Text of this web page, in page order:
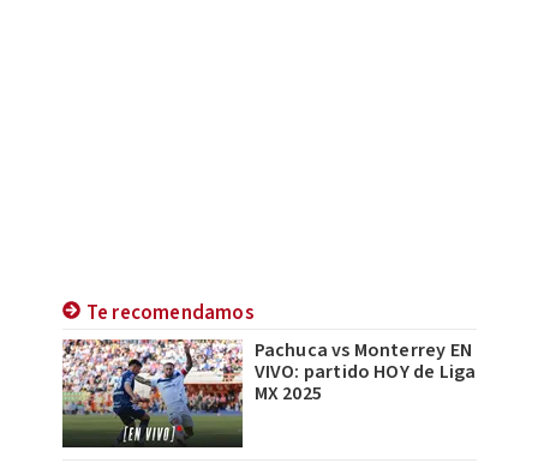
Te recomendamos
Pachuca vs Monterrey EN
VIVO: partido HOY de Liga
MX 2025